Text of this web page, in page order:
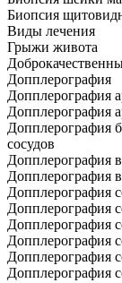
Биопсия
Виды лечения
Грыжи живота
Допплерография
Допплерография
Допплерография
Допплерография
сосудов
Допплерография
Допплерография
Допплерография
Допплерография
Допплерография
Допплерография
Допплерография
Допплерография